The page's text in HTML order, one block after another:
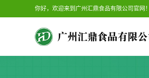
你好，欢迎来到广州汇鼎食品有限公司官网！